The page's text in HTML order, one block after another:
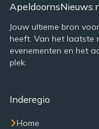
Jouw ultieme bron
heeft. Van het laatste
evenementen en het
plek.
Inderegio
Home